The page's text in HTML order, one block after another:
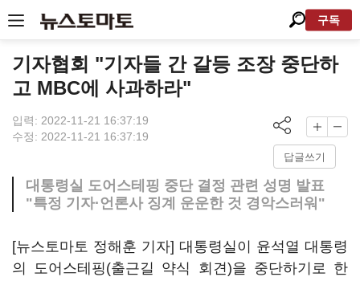
구독
기자협회 "기자들 간 갈등 조장 중단하
고 MBC에 사과하라"
입력: 2022-11-21 16:37:19
수정: 2022-11-21 16:37:19
답글쓰기
대통령실 도어스테핑 중단 결정 관련 성명 발표
"특정 기자·언론사 징계 운운한 것 경악스러워"
[뉴스토마토 정해훈 기자] 대통령실이 윤석열 대통령
의 도어스테핑(출근길 약식 회견)을 중단하기로 한